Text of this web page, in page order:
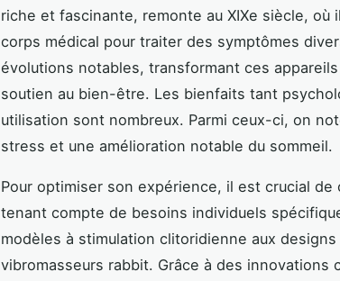
riche et fascinante, remonte au XIXe siècle,
corps médical pour traiter des symptômes
évolutions notables, transformant ces
soutien au bien-être. Les bienfaits tant
utilisation sont nombreux. Parmi ceux-ci, on
stress et une amélioration notable du sommeil.
Pour optimiser son expérience, il est crucial
tenant compte de besoins individuels
modèles à stimulation clitoridienne aux
vibromasseurs rabbit. Grâce à des innovations